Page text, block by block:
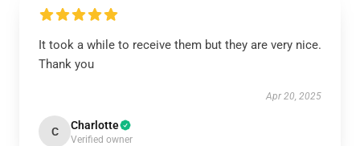
It took a while to receive them but they are very nice.
Thank you
Apr 20, 2025
C Charlotte
Verified owner